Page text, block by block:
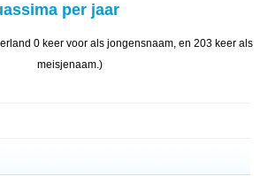
per jaar
0 keer voor als jongensnaam, en 203 keer als
meisjenaam.)